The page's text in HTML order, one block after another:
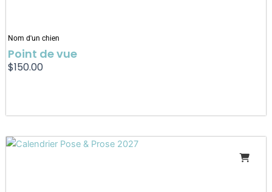
Nom d'un chien
Point de vue
$150.00